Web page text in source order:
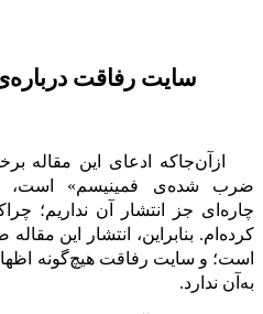
سایت رفاقت درباره‌ی
ازآن‌جاکه ادعای این مقاله
ضرب شده‌ی فمینیسم» است،
چاره‌ای جز انتشار آن نداریم؛
کرده‌ام. بنابراین، انتشار این
است؛ و سایت رفاقت هیچ‌گونه
به‌آن ندارد.